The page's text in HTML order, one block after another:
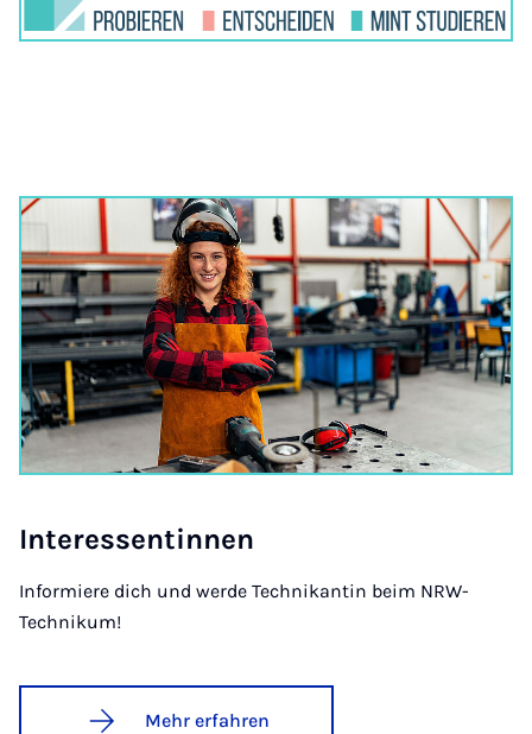
In­ter­es­sen­tin­nen
Informiere dich und werde Technikantin beim NRW-
Technikum!
Mehr erfahren